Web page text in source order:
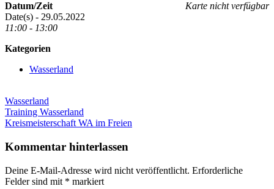
Karte nicht verfügbar
Datum/Zeit
Date(s) - 29.05.2022
11:00 - 13:00
Kategorien
Wasserland
Wasserland
Beitragsnavigation
Vorheriger
Beitrag:
Training Wasserland
Nächster
Kreismeisterschaft WA im Freien
Kommentar hinterlassen
Deine E-Mail-Adresse wird nicht veröffentlicht. Erforderliche
Felder sind mit * markiert